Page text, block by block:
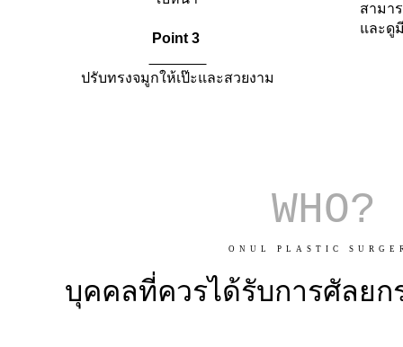
Point 3
ปรับทรงจมูกให้เป๊ะและสวยงาม
สามา
และดู
WHO?
ONUL PLASTIC
บุคคลที่ควรได้รับการศัลย